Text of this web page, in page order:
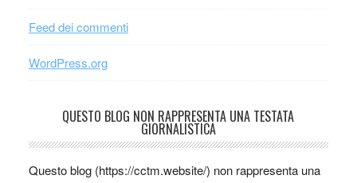
Feed dei commenti
WordPress.org
QUESTO BLOG NON RAPPRESENTA UNA TESTATA
GIORNALISTICA
Questo blog (https://cctm.website/) non rappresenta una